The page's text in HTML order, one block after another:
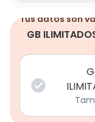
Tus datos son
GB